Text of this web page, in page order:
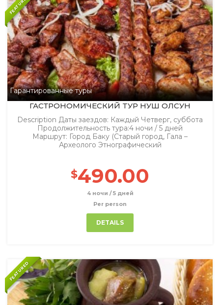
FEATURED
Гарантированные туры
ГАСТРОНОМИЧЕСКИЙ TУР НУШ ОЛСУН
Description Даты заездов: Каждый Четверг, суббота
Продолжительность тура:4 ночи / 5 дней
Маршрут: Город Баку (Старый город, Гала –
Археолого Этнографический
$490.00
4 ночи / 5 дней
Per person
DETAILS
FEATURED